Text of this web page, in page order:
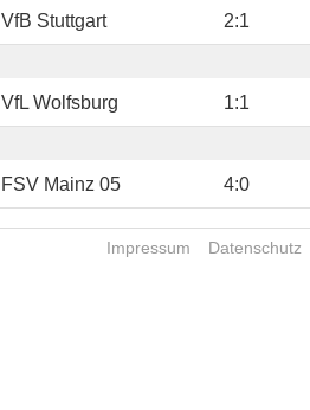
VfB Stuttgart 2:1
VfL Wolfsburg 1:1
FSV Mainz 05 4:0
Impressum Datenschutz